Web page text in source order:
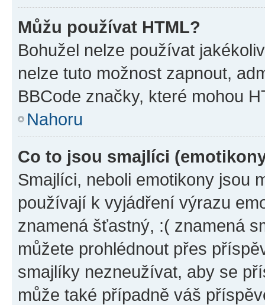
Můžu používat HTML?
Bohužel nelze používat
nelze tuto možnost zapnout,
BBCode značky, které mohou
Nahoru
Co to jsou smajlíci
Smajlíci, neboli emotikony jsou
používají k vyjádření výrazu
znamená šťastný, :( znamená
můžete prohlédnout přes
smajlíky nezneužívat, aby se
může také případně váš